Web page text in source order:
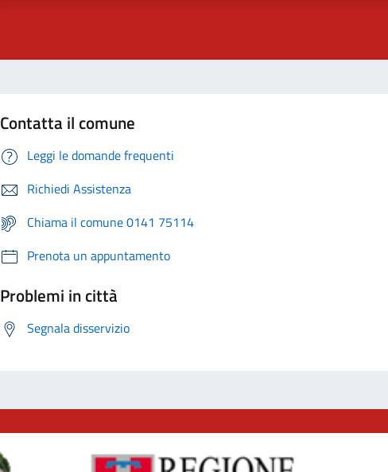
Contatta il comune
Leggi le domande frequenti
Richiedi Assistenza
Chiama il comune 0141 75114
Prenota un appuntamento
Problemi in città
Segnala disservizio